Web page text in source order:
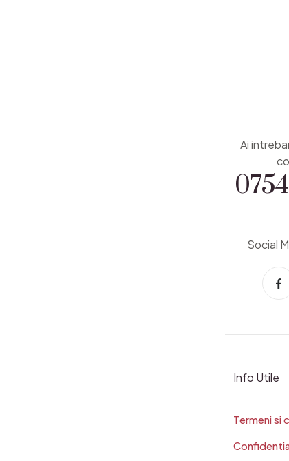
Ai
Social
Info Utile
Termeni si